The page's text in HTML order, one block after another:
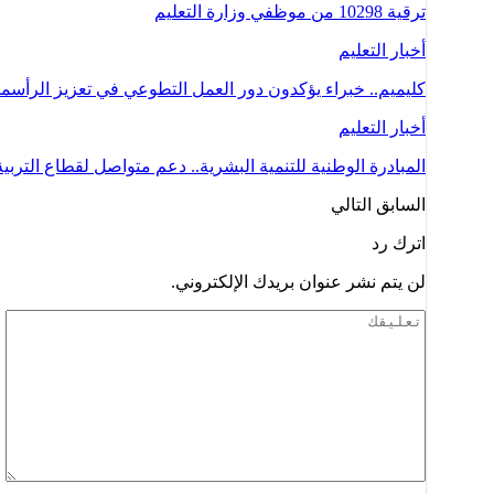
ترقية 10298 من موظفي وزارة التعليم
أخبار التعليم
كليميم.. خبراء يؤكدون دور العمل التطوعي في تعزيز
أخبار التعليم
المبادرة الوطنية للتنمية البشرية.. دعم متواصل لقطاع
السابق التالي
اترك رد
لن يتم نشر عنوان بريدك الإلكتروني.